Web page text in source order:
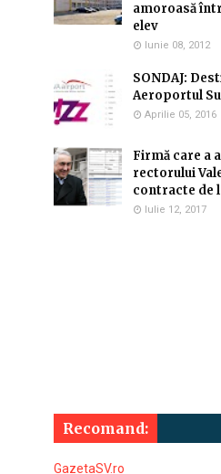
amoroasă
elev
Iunie 08, 2012
SONDAJ:
Aeroportul
Aprilie 05, 2016
Firmă care a
rectorului
contracte de
Iulie 12, 2017
Recomand:
GazetaSV.ro